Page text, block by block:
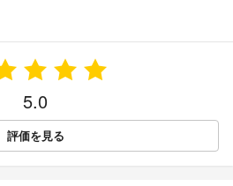
5.0
評価を見る